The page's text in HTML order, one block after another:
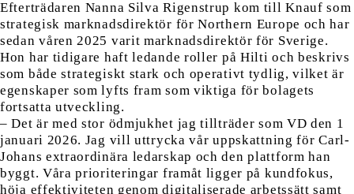
Efterträdaren Nanna Silva Rigenstrup kom till Knauf som
strategisk marknadsdirektör för Northern Europe och har
sedan våren 2025 varit marknadsdirektör för Sverige.
Hon har tidigare haft ledande roller på Hilti och beskrivs
som både strategiskt stark och operativt tydlig, vilket är
egenskaper som lyfts fram som viktiga för bolagets
fortsatta utveckling.
– Det är med stor ödmjukhet jag tillträder som VD den 1
januari 2026. Jag vill uttrycka vår uppskattning för Carl-
Johans extraordinära ledarskap och den plattform han
byggt. Våra prioriteringar framåt ligger på kundfokus,
höja effektiviteten genom digitaliserade arbetssätt samt